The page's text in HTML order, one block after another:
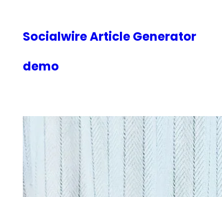
Socialwire Article Generator
demo